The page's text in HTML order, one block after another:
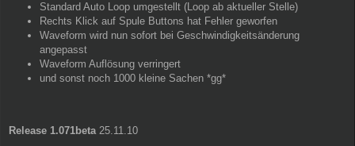
Standard Auto Loop umgestellt (Loop ab aktueller Stelle)
Rechts Klick auf Spule Buttons hat Fehler geworfen
Waveform wird nun sofort bei Geschwindigkeitsänderung
angepasst
Waveform Auflösung verringert
und sonst noch 1000 kleine Sachen *gg*
Release 1.071beta 25.11.10